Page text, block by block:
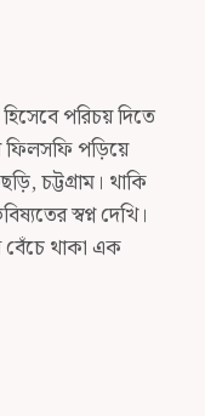
পরিচয় দিতে
ফিলসফি পড়িয়ে
চট্টগ্রাম। থাকি
স্বপ্ন দেখি।
বেঁচে থাকা এক